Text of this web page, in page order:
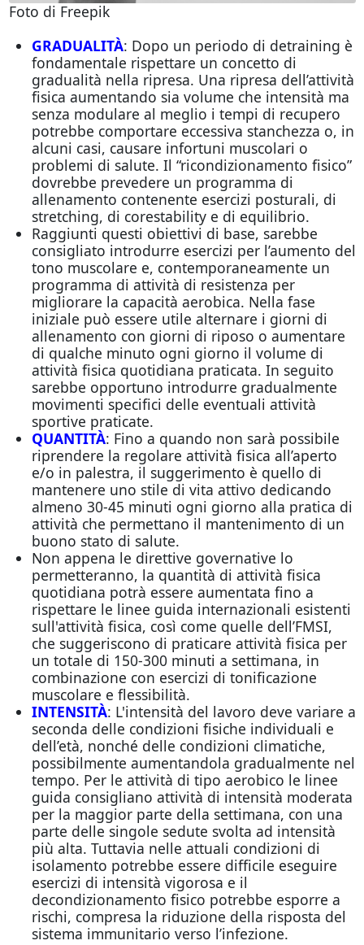
Foto di Freepik
GRADUALITÀ: Dopo un periodo di detraining è
fondamentale rispettare un concetto di
gradualità nella ripresa. Una ripresa dell’attività
fisica aumentando sia volume che intensità ma
senza modulare al meglio i tempi di recupero
potrebbe comportare eccessiva stanchezza o, in
alcuni casi, causare infortuni muscolari o
problemi di salute. Il “ricondizionamento fisico”
dovrebbe prevedere un programma di
allenamento contenente esercizi posturali, di
stretching, di corestability e di equilibrio.
Raggiunti questi obiettivi di base, sarebbe
consigliato introdurre esercizi per l’aumento del
tono muscolare e, contemporaneamente un
programma di attività di resistenza per
migliorare la capacità aerobica. Nella fase
iniziale può essere utile alternare i giorni di
allenamento con giorni di riposo o aumentare
di qualche minuto ogni giorno il volume di
attività fisica quotidiana praticata. In seguito
sarebbe opportuno introdurre gradualmente
movimenti specifici delle eventuali attività
sportive praticate.
QUANTITÀ: Fino a quando non sarà possibile
riprendere la regolare attività fisica all’aperto
e/o in palestra, il suggerimento è quello di
mantenere uno stile di vita attivo dedicando
almeno 30-45 minuti ogni giorno alla pratica di
attività che permettano il mantenimento di un
buono stato di salute.
Non appena le direttive governative lo
permetteranno, la quantità di attività fisica
quotidiana potrà essere aumentata fino a
rispettare le linee guida internazionali esistenti
sull'attività fisica, così come quelle dell’FMSI,
che suggeriscono di praticare attività fisica per
un totale di 150-300 minuti a settimana, in
combinazione con esercizi di tonificazione
muscolare e flessibilità.
INTENSITÀ: L'intensità del lavoro deve variare a
seconda delle condizioni fisiche individuali e
dell’età, nonché delle condizioni climatiche,
possibilmente aumentandola gradualmente nel
tempo. Per le attività di tipo aerobico le linee
guida consigliano attività di intensità moderata
per la maggior parte della settimana, con una
parte delle singole sedute svolta ad intensità
più alta. Tuttavia nelle attuali condizioni di
isolamento potrebbe essere difficile eseguire
esercizi di intensità vigorosa e il
decondizionamento fisico potrebbe esporre a
rischi, compresa la riduzione della risposta del
sistema immunitario verso l’infezione.